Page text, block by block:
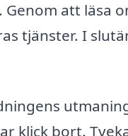
att läsa
tjänster. I
klick bort.